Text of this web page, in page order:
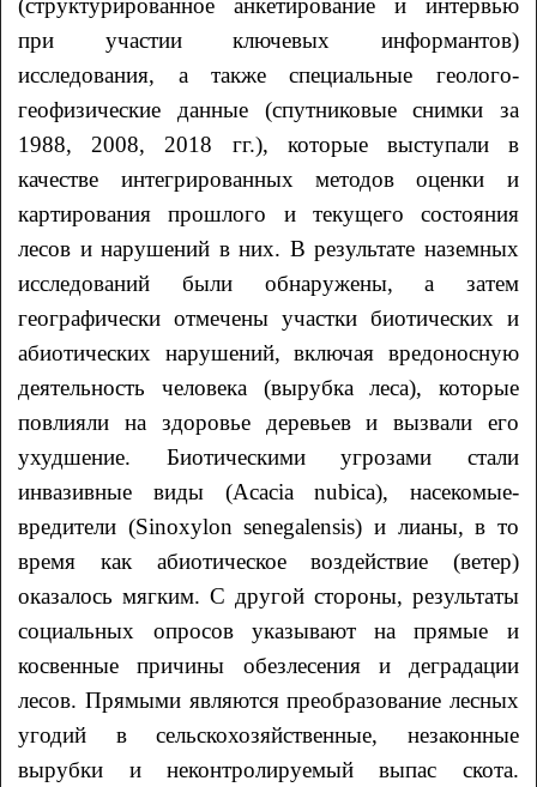
(структурированное анкетирование и интервью
при участии ключевых информантов)
исследования, а также специальные геолого-
геофизические данные (спутниковые снимки за
1988, 2008, 2018 гг.), которые выступали в
качестве интегрированных методов оценки и
картирования прошлого и текущего состояния
лесов и нарушений в них. В результате наземных
исследований были обнаружены, а затем
географически отмечены участки биотических и
абиотических нарушений, включая вредоносную
деятельность человека (вырубка леса), которые
повлияли на здоровье деревьев и вызвали его
ухудшение. Биотическими угрозами стали
инвазивные виды (Acacia nubica), насекомые-
вредители (Sinoxylon senegalensis) и лианы, в то
время как абиотическое воздействие (ветер)
оказалось мягким. С другой стороны, результаты
социальных опросов указывают на прямые и
косвенные причины обезлесения и деградации
лесов. Прямыми являются преобразование лесных
угодий в сельскохозяйственные, незаконные
вырубки и неконтролируемый выпас скота.